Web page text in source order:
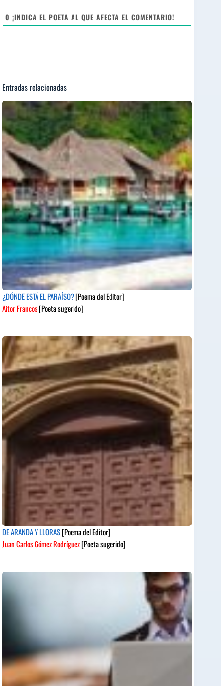
0 ¡INDICA EL POETA AL QUE AFECTA EL COMENTARIO!
Entradas relacionadas
¿DÓNDE ESTÁ EL PARAÍSO?[Poema del Editor]
Aitor Francos[Poeta sugerido]
DE ARANDA Y LLORAS[Poema del Editor]
Juan Carlos Gómez Rodríguez[Poeta sugerido]